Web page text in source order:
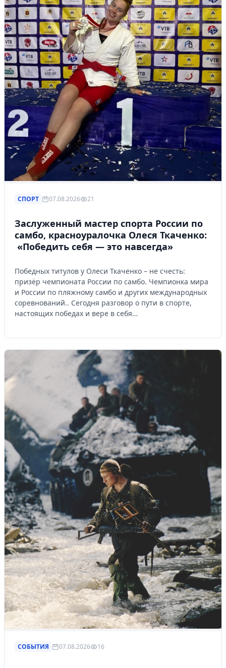
СПОРТ 07.08.2026 21
Заслуженный мастер спорта России по
самбо, красноуралочка Олеся Ткаченко:
«Победить себя — это навсегда»
Победных титулов у Олеси Ткаченко – не счесть:
призёр чемпионата России по самбо. Чемпионка мира
и России по пляжному самбо и других международных
соревнований.. Сегодня разговор о пути в спорте,
настоящих победах и вере в себя…
СОБЫТИЯ 07.08.2026 16